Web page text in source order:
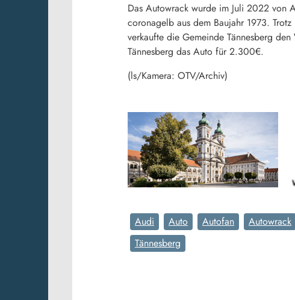
Das Autowrack wurde im Juli 2022 von
coronagelb aus dem Baujahr 1973.
verkaufte die Gemeinde Tännesberg
Tännesberg das Auto für 2.300€.
(ls/Kamera: OTV/Archiv)
Audi Auto Autofan Autowrack
Tännesberg